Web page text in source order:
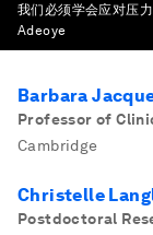
我们必须学会应对压
Adeoye
Barbara
Professor of
Cambridge
Christelle
Postdoctoral